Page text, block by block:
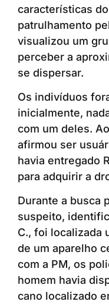
características
patrulhamento
visualizou um
perceber a
se dispersar.
Os indivíduos
inicialmente,
com um deles.
afirmou ser
havia entregado
para adquirir a
Durante a busca
suspeito,
C., foi localizada
de um aparelho
com a PM, os
homem havia
cano localizado